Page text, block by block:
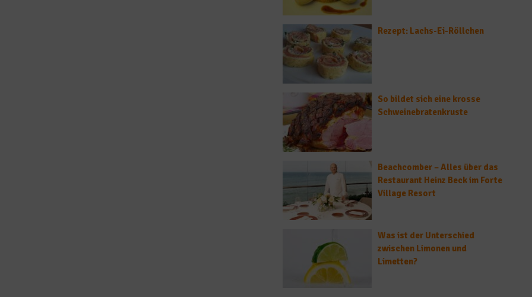
Rezept: Lachs-Ei-Röllchen
So bildet sich eine krosse
Schweinebratenkruste
Beachcomber – Alles über das
Restaurant Heinz Beck im Forte
Village Resort
Was ist der Unterschied
zwischen Limonen und
Limetten?